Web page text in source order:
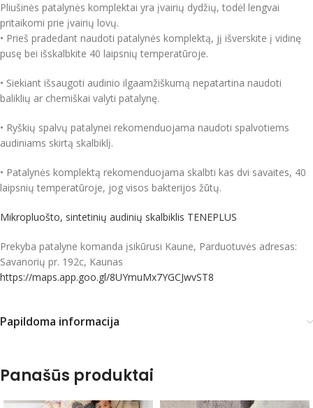
Pliušinės patalynės komplektai yra įvairių dydžių, todėl lengvai
pritaikomi prie įvairių lovų.
• Prieš pradedant naudoti patalynės komplektą, jį išverskite į vidinę
pusę bei išskalbkite 40 laipsnių temperatūroje.
• Siekiant išsaugoti audinio ilgaamžiškumą nepatartina naudoti
baliklių ar chemiškai valyti patalynę.
• Ryškių spalvų patalynei rekomenduojama naudoti spalvotiems
audiniams skirtą skalbiklį.
• Patalynės komplektą rekomenduojama skalbti kas dvi savaites, 40
laipsnių temperatūroje, jog visos bakterijos žūtų.
Mikropluošto, sintetinių audinių skalbiklis TENEPLUS
Prekyba patalyne komanda įsikūrusi Kaune, Parduotuvės adresas:
Savanorių pr. 192c, Kaunas
https://maps.app.goo.gl/8UYmuMx7YGCJwvST8
Papildoma informacija
Panašūs produktai